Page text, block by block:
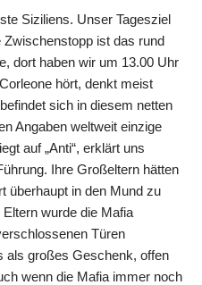
Siziliens. Unser Tagesziel
Zwischenstopp ist das rund
dort haben wir um 13.00 Uhr
hört, denkt meist
sich in diesem netten
Angaben weltweit einzige
auf „Anti“, erklärt uns
Ihre Großeltern hätten
überhaupt in den Mund zu
wurde die Mafia
Türen
als großes Geschenk, offen
wenn die Mafia immer noch